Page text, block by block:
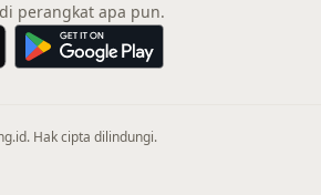
perangkat apa pun.
Hak cipta dilindungi.